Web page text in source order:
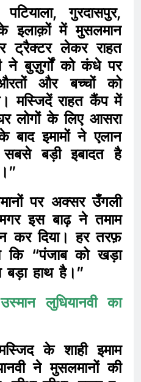
गुरदासपुर,
इलाक़ों में मुसलमान
ट्रैक्टर लेकर राहत
ने बुज़ुर्गों को कंधे पर
और बच्चों को
मस्जिदें राहत कैंप में
लोगों के लिए आसरा
इमामों ने एलान
सबसे बड़ी इबादत है
पर अक्सर उँगली
इस बाढ़ ने तमाम
कर दिया। हर तरफ़
कि “पंजाब को खड़ा
हाथ है।”
लुधियानवी का
के शाही इमाम
ने मुसलमानों की